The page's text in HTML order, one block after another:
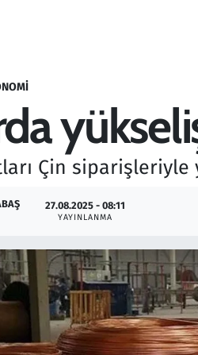
Çin
27.08.2025 - 08:11
YAYINLANMA